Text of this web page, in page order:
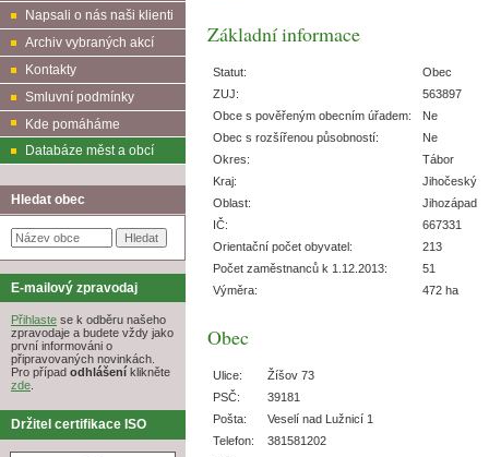
Napsali o nás naši klienti
Archiv vybraných akcí
Kontakty
Smluvní podmínky
Kde pomáháme
Databáze měst a obcí
Hledat obec
E-mailový zpravodaj
Přihlaste se k odběru našeho
zpravodaje a budete vždy jako
první informováni o
připravovaných novinkách.
Pro případ odhlášení klikněte
zde.
Držitel certifikace ISO
Základní informace
Statut:
Obec
ZUJ:
563897
Obce s pověřeným obecním úřadem:
Ne
Obec s rozšířenou působností:
Ne
Okres:
Tábor
Kraj:
Jihočeský
Oblast:
Jihozápad
IČ:
667331
Orientační počet obyvatel:
213
Počet zaměstnanců k 1.12.2013:
51
Výměra:
472 ha
Obec
Ulice:
Žíšov 73
PSČ:
39181
Pošta:
Veselí nad Lužnicí 1
Telefon:
381581202